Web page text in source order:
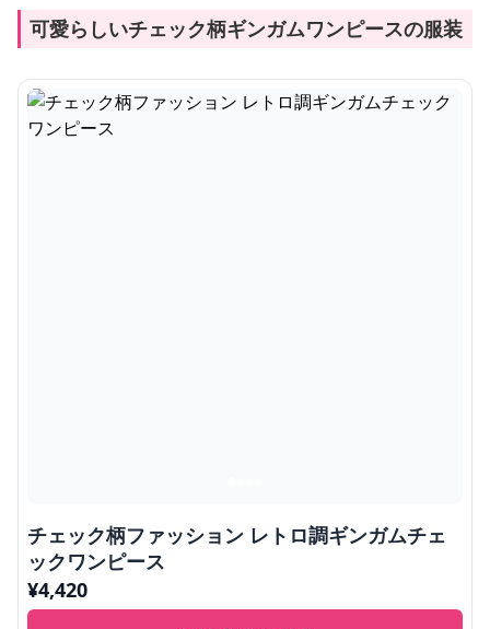
可愛らしいチェック柄ギンガムワンピースの服装
チェック柄ファッション レトロ調ギンガムチェ
ックワンピース
¥4,420